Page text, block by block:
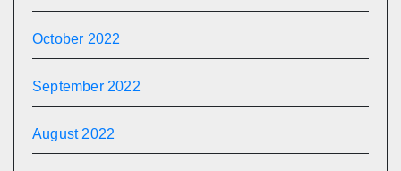
October 2022
September 2022
August 2022